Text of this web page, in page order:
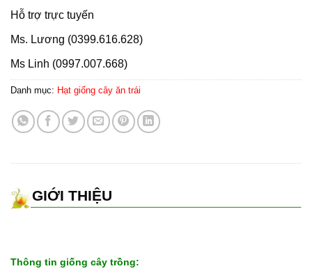
Hỗ trợ trực tuyến
Ms. Lương (0399.616.628)
Ms Linh (0997.007.668)
Danh mục: Hạt giống cây ăn trái
GIỚI THIỆU
Thông tin giống cây trồng: